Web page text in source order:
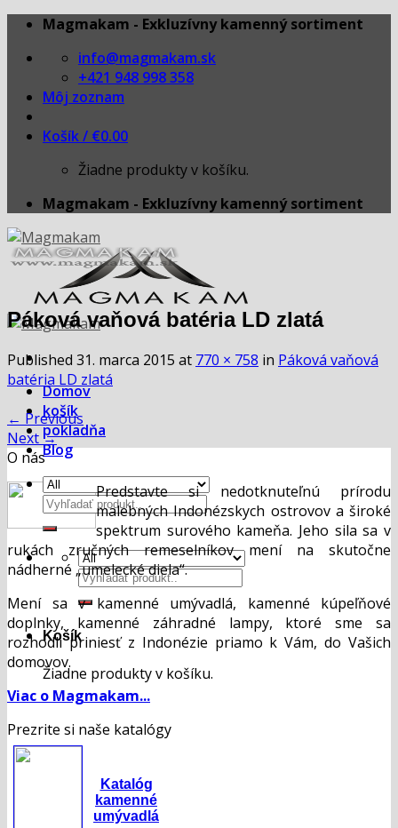
Skip
content
Magmakam - Exkluzívny kamenný sortiment
info@magmakam.sk
+421 948 998 358
Môj zoznam
Košík / €0.00
Žiadne produkty v košíku.
Magmakam - Exkluzívny kamenný sortiment
Domov
košík
pokladňa
Blog
Hľadať:
Hľadať:
Košík
Žiadne produkty v košíku.
Páková vaňová batéria LD zlatá
Published 31. marca 2015 at 770 × 758 in Páková vaňová
batéria LD zlatá
← Previous
Next →
O nás
Predstavte si nedotknuteľnú prírodu
malebných Indonézskych ostrovov a široké
spektrum surového kameňa. Jeho sila sa v
rukách zručných remeselníkov mení na skutočne
nádherné „umelecké diela“.
Mení sa v kamenné umývadlá, kamenné kúpeľňové
doplnky, kamenné záhradné lampy, ktoré sme sa
rozhodli priniesť z Indonézie priamo k Vám, do Vašich
domovov.
Viac o Magmakam...
Prezrite si naše katalógy
Katalóg
kamenné
umývadlá